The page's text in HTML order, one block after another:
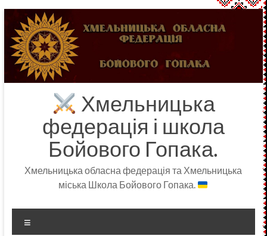
Перейти
вмісту
Хмельницька
федерація і школа
Бойового Гопака.
Хмельницька обласна федерація та Хмельницька
міська Школа Бойового Гопака.